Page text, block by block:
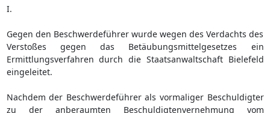
I.
Gegen den Beschwerdeführer wurde wegen des Verdachts des
Verstoßes gegen das Betäubungsmittelgesetzes ein
Ermittlungsverfahren durch die Staatsanwaltschaft Bielefeld
eingeleitet.
Nachdem der Beschwerdeführer als vormaliger Beschuldigter
zu der anberaumten Beschuldigtenvernehmung vom